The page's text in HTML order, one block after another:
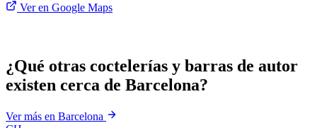
Ver en Google Maps
¿Qué otras coctelerías y barras de autor
existen cerca de Barcelona?
Ver más en Barcelona